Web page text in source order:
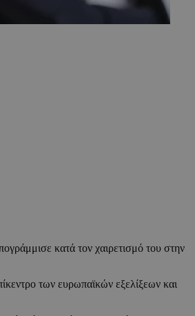
κατά τον χαιρετισμό του στην
των ευρωπαϊκών εξελίξεων και